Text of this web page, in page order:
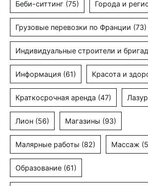
Беби-ситтинг (75) Города и
Грузовые перевозки по Франции (73)
Индивидуальные строители и
Информация (61) Красота и
Краткосрочная аренда (47)
Лион (56) Магазины (93)
Малярные работы (82) Массаж
Образование (61)